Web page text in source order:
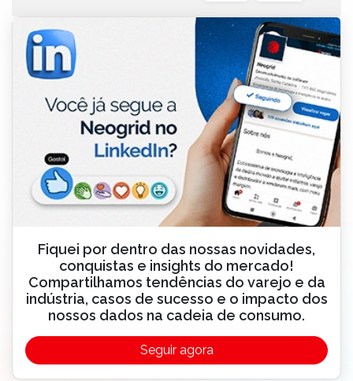
Fiquei por dentro das nossas novidades,
conquistas e insights do mercado!
Compartilhamos tendências do varejo e da
indústria, casos de sucesso e o impacto dos
nossos dados na cadeia de consumo.
Seguir agora